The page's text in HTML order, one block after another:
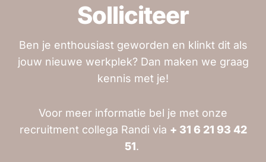
Solliciteer
Ben je enthousiast geworden en klinkt dit als
jouw nieuwe werkplek? Dan maken we graag
kennis met je!
Voor meer informatie bel je met onze
recruitment collega Randi via + 31 6 21 93 42
51.